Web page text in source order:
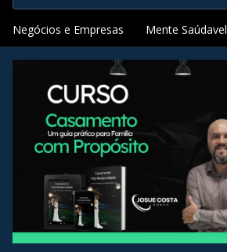
Negócios e Empresas Mente Saúdavel